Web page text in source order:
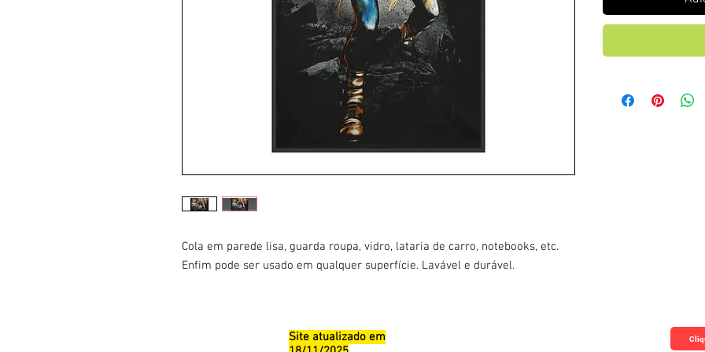
Cola em parede lisa, guarda roupa, vidro, lataria de carro, notebooks, etc.
Enfim pode ser usado em qualquer superfície. Lavável e durável.
Site atualizado em